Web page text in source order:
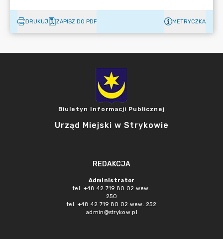
DRUKUJ ZAPISZ DO PDF METRYCZKA
Biuletyn Informacji Publicznej
Urząd Miejski w Strykowie
REDAKCJA
Administrator
tel. +48 42 719 80 02 wew.
250
tel. +48 42 719 80 02 wew. 252
admin@strykow.pl